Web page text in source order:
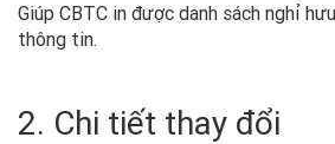
Giúp CBTC in được danh sách nghỉ
thông tin.
2. Chi tiết thay đổi